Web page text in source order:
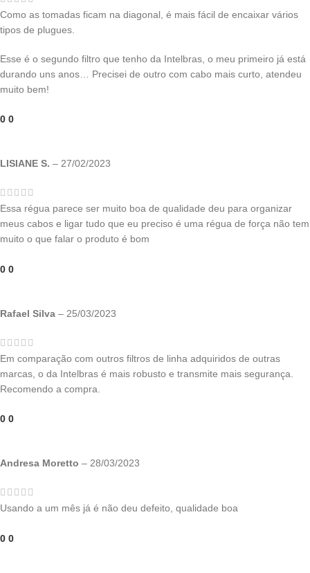
Como as tomadas ficam na diagonal, é mais fácil de encaixar vários
tipos de plugues.
Esse é o segundo filtro que tenho da Intelbras, o meu primeiro já está
durando uns anos… Precisei de outro com cabo mais curto, atendeu
muito bem!
0 0
LISIANE S. – 27/02/2023
Essa régua parece ser muito boa de qualidade deu para organizar
meus cabos e ligar tudo que eu preciso é uma régua de força não tem
muito o que falar o produto é bom
0 0
Rafael Silva – 25/03/2023
Em comparação com outros filtros de linha adquiridos de outras
marcas, o da Intelbras é mais robusto e transmite mais segurança.
Recomendo a compra.
0 0
Andresa Moretto – 28/03/2023
Usando a um mês já é não deu defeito, qualidade boa
0 0